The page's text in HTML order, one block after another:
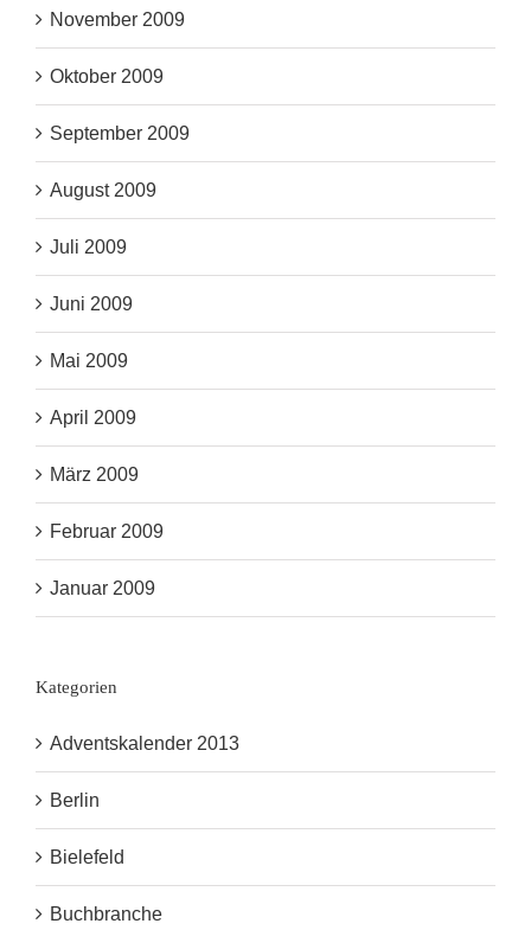
November 2009
Oktober 2009
September 2009
August 2009
Juli 2009
Juni 2009
Mai 2009
April 2009
März 2009
Februar 2009
Januar 2009
Kategorien
Adventskalender 2013
Berlin
Bielefeld
Buchbranche